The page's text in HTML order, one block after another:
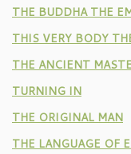
THE BUDDHA THE
THIS VERY BODY
THE ANCIENT
TURNING IN
THE ORIGINAL MAN
THE LANGUAGE OF